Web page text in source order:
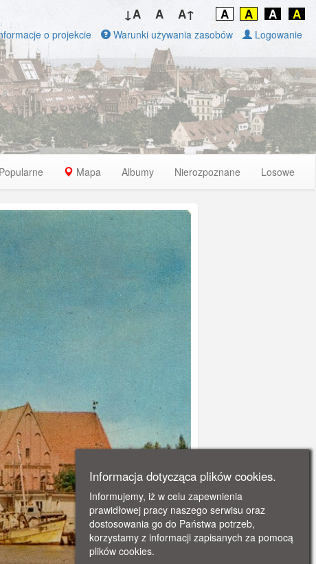
↓A A A↑ A A A A
o projekcie Warunki używania zasobów Logowanie
Popularne Mapa Albumy Nierozpoznane Losowe
Informacja dotycząca plików cookies.
Informujemy, iż w celu zapewnienia
prawidłowej pracy naszego serwisu oraz
dostosowania go do Państwa potrzeb,
korzystamy z informacji zapisanych za pomocą
plików cookies.